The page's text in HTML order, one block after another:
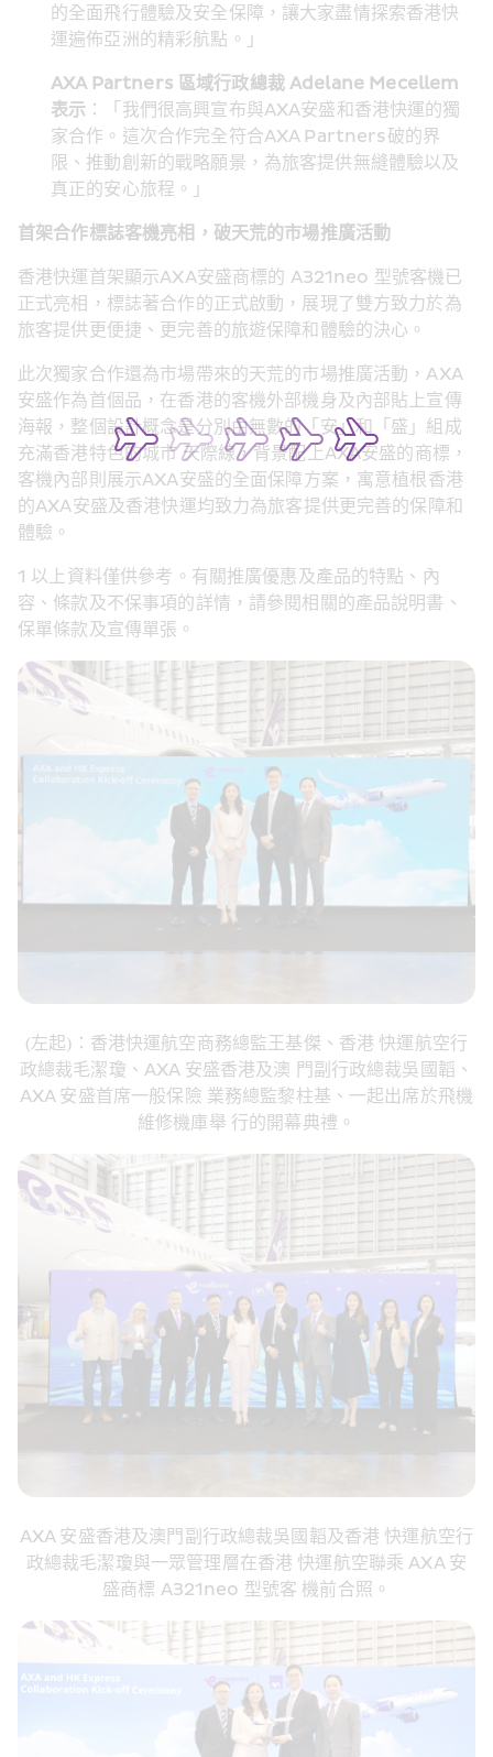
的全面飛行體驗及安全保障，讓大家盡情探索香港快
運遍佈亞洲的精彩航點。」
AXA Partners 區域行政總裁 Adelane Mecellem
表示 ：「我們很高興宣布與AXA安盛和香港快運的獨
家合作。這次合作完全符合AXA Partners破的界
限、推動創新的戰略願景，為旅客提供無縫體驗以及
真正的安心旅程。」
首架合作標誌客機亮相，破天荒的市場推廣活動
香港快運首架顯示AXA安盛商標的 A321neo 型號客機已
正式亮相，標誌著合作的正式啟動，展現了雙方致力於為
旅客提供更便捷、更完善的旅遊保障和體驗的決心。
此次獨家合作還為市場帶來的天荒的市場推廣活動，AXA
安盛作為首個品，在香港的客機外部機身及內部貼上宣傳
海報，整個設計概念是分別由無數的「安」和「盛」組成
充滿香港特色的城市 天際線，背景配上AXA安盛的商標，
客機內部則展示AXA安盛的全面保障方案，寓意植根香港
的AXA安盛及香港快運均致力為旅客提供更完善的保障和
體驗。
1 以上資料僅供參考。有關推廣優惠及產品的特點、內
容、條款及不保事項的詳情，請參閱相關的產品說明書、
保單條款及宣傳單張。
(左起)：香港快運航空商務總監王基傑、香港 快運航空行
政總裁毛潔瓊、AXA 安盛香港及澳 門副行政總裁吳國韜、
AXA 安盛首席一般保險 業務總監黎柱基、一起出席於飛機
維修機庫舉 行的開幕典禮。
AXA 安盛香港及澳門副行政總裁吳國韜及香港 快運航空行
政總裁毛潔瓊與一眾管理層在香港 快運航空聯乘 AXA 安
盛商標 A321neo 型號客 機前合照。